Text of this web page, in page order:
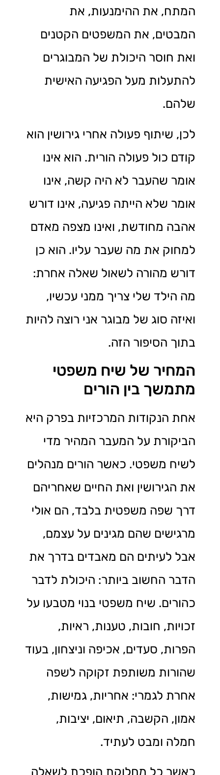
המתח, את ההימנעות, את
המבטים, את המשפטים הקטנים
ואת חוסר היכולת של המבוגרים
להתעלות מעל הפגיעה האישית
שלהם.
לכן, שיתוף פעולה אחרי גירושין הוא
קודם כול פעולה הורית. הוא אינו
אומר שהעבר לא היה קשה, אינו
אומר שלא הייתה פגיעה, אינו דורש
אהבה מחודשת, ואינו מצפה מאדם
למחוק את מה שעבר עליו. הוא כן
דורש מהורה לשאול שאלה אחרת:
מה הילד שלי צריך ממני עכשיו,
ואיזה סוג של מבוגר אני רוצה להיות
בתוך הסיפור הזה.
המחיר של שיח משפטי
מתמשך בין הורים
אחת הנקודות המרכזיות בפרק היא
הביקורת על המעבר המהיר מדי
לשיח משפטי. כאשר הורים מנהלים
את הגירושין ואת החיים שאחריהם
דרך שפה משפטית בלבד, הם אולי
מרגישים שהם מגינים על עצמם,
אבל לעיתים הם מאבדים בדרך את
הדבר החשוב ביותר: היכולת לדבר
כהורים. שיח משפטי בנוי מטבעו על
זכויות, חובות, טענות, ראיות,
הפרות, סעדים, אכיפה וניצחון, בעוד
שהורות משותפת זקוקה לשפה
אחרת לגמרי: אחריות, גמישות,
אמון, הקשבה, תיאום, יציבות,
חמלה ומבט לעתיד.
כאשר כל מחלוקת הופכת לשאלה